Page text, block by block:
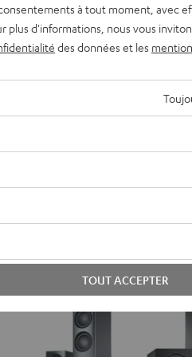
THEATER
Surround
"Ensemble
Noir
Avec des émetteurs directs pour
à tout moment, avec
plus d'informations, nous vous
des données et les
TOUT ACCEPTER